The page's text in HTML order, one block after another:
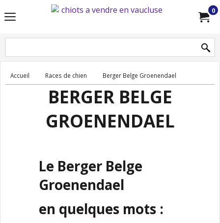
0
Accueil Races de chien Berger Belge Groenendael
BERGER BELGE
GROENENDAEL
Le Berger Belge
Groenendael
en quelques mots :